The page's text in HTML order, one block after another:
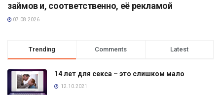
займов и, соответственно, её рекламой
07.08.2026
Trending Comments Latest
14 лет для секса – это слишком мало
12.10.2021